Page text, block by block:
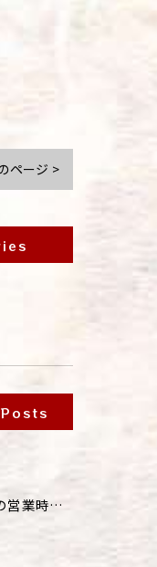
ページ >
【全店】８月の営業時間・ランチ営業につきまして